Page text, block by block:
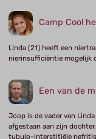
Camp Cool
Linda (21) heeft een
nierinsufficiëntie
Een van de
Joop is de vader van
afgestaan aan zijn
tubulo-interstitiële